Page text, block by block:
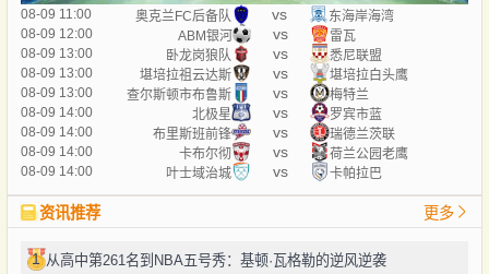
08-09 11:00 奥克兰FC后备队 vs
东海岸海湾
08-09 12:00
ABM银河 vs
雷瓦
08-09 13:00
卧龙岗狼队 vs
悉尼联盟
08-09 13:00
堪培拉祖云达斯 vs
堪培拉白头鹰
08-09 13:00
查尔斯顿市布鲁斯 vs
梅特兰
08-09 14:00
北极星 vs
罗宾市蓝
08-09 14:00
布里斯班前锋 vs
瑞德兰茨联
08-09 14:00
卡布尔彻 vs
荷兰公园老鹰
08-09 14:00
叶士域治城 vs 卡帕拉巴
资讯推荐 更多
1 从高中第261名到NBA五号秀：基顿·瓦格勒的逆风逆袭